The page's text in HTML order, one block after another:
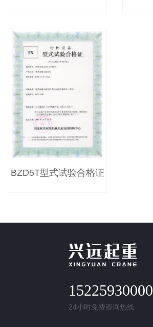
BZD5T型式试验合格证
15225930000
24小时免费咨询热线